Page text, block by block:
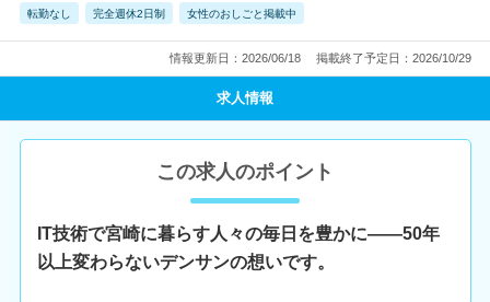
転勤なし 完全週休2日制 女性のおしごと掲載中
情報更新日：2026/06/18 掲載終了予定日：2026/10/29
求人情報
この求人のポイント
IT技術で宮崎に暮らす人々の毎日を豊かに――50年
以上変わらないデンサンの想いです。